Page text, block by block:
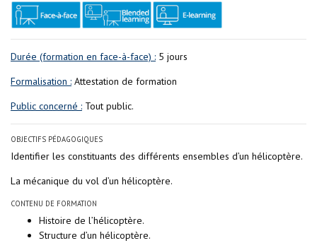
Durée (formation en face-à-face) : 5 jours
Formalisation : Attestation de formation
Public concerné : Tout public.
OBJECTIFS PÉDAGOGIQUES
Identifier les constituants des différents ensembles d’un hélicoptère.
La mécanique du vol d’un hélicoptère.
CONTENU DE FORMATION
Histoire de l’hélicoptère.
Structure d’un hélicoptère.